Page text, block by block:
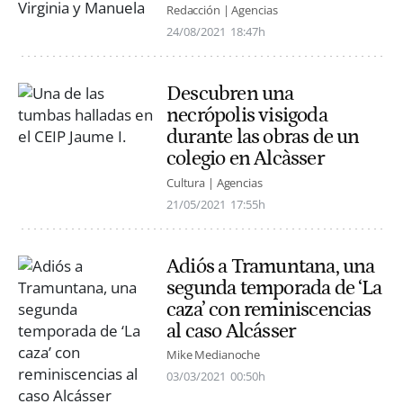
Redacción | Agencias
24/08/2021 18:47h
Descubren una
necrópolis visigoda
durante las obras de un
colegio en Alcàsser
Cultura | Agencias
21/05/2021 17:55h
Adiós a Tramuntana, una
segunda temporada de ‘La
caza’ con reminiscencias
al caso Alcásser
Mike Medianoche
03/03/2021 00:50h